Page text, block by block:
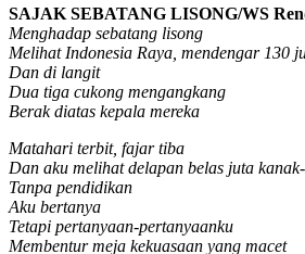
SAJAK SEBATANG LISONG/WS
Menghadap sebatang lisong
Melihat Indonesia Raya, mendengar 130
Dan di langit
Dua tiga cukong mengangkang
Berak diatas kepala mereka
Matahari terbit, fajar tiba
Dan aku melihat delapan belas juta
Tanpa pendidikan
Aku bertanya
Tetapi pertanyaan-pertanyaanku
Membentur meja kekuasaan yang macet